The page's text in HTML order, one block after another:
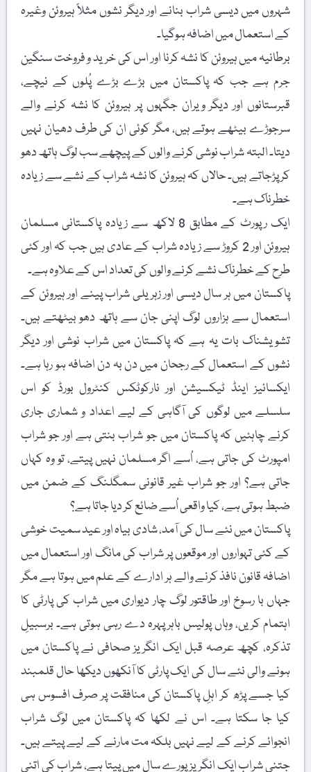
شہروں میں دیسی شراب بنانے اور دیگر نشوں مثلاً ہیروئن وغیرہ
کے استعمال میں اضافہ ہوگیا۔
برطانیہ میں ہیروئن کا نشہ کرنا اور اس کی خرید و فروخت سنگین
جرم ہے جب کہ پاکستان میں بڑے بڑے پُلوں کے نیچے،
قبرستانوں اور دیگر ویران جگہوں پر ہیروئن کا نشہ کرنے والے
سرجوڑے بیٹھے ہوتے ہیں، مگر کوئی ان کی طرف دھیان نہیں
دیتا۔ البتہ شراب نوشی کرنے والوں کے پیچھے سب لوگ ہاتھ دھو
کر پڑجاتے ہیں۔ حالاں کہ ہیروئن کا نشہ شراب کے نشے سے زیادہ
خطرناک ہے۔
ایک رپورٹ کے مطابق 8 لاکھ سے زیادہ پاکستانی مسلمان
ہیروئن اور 2 کروڑ سے زیادہ شراب کے عادی ہیں جب کہ اور کئی
طرح کے خطرناک نشے کرنے والوں کی تعداد اس کے علاوہ ہے۔
پاکستان میں ہر سال دیسی اور زہریلی شراب پینے اور ہیروئن کے
استعمال سے ہزاروں لوگ اپنی جان سے ہاتھ دھو بیٹھتے ہیں۔
تشویشناک بات یہ ہے کہ پاکستان میں شراب نوشی اور دیگر
نشوں کے استعمال کے رجحان میں دن بہ دن اضافہ ہو رہا ہے۔
ایکسائیز اینڈ ٹیکسیشن اور نارکوٹکس کنٹرول بورڈ کو اس
سلسلے میں لوگوں کی آگاہی کے لیے اعداد و شماری جاری
کرنے چاہئیں کہ پاکستان میں جو شراب بنتی ہے اور جو شراب
امپورٹ کی جاتی ہے، اُسے اگر مسلمان نہیں پیتے، تو وہ کہاں
جاتی ہے؟ اور جو شراب غیر قانونی سمگلنگ کے ضمن میں
ضبط ہوتی ہے، کیا واقعی اُسے ضائع کر دیا جاتا ہے؟
پاکستان میں نئے سال کی آمد، شادی بیاہ اور عید سمیت خوشی
کے کئی تہواروں اور موقعوں پر شراب کی مانگ اور استعمال میں
اضافہ قانون نافذ کرنے والے ہر ادارے کے علم میں ہوتا ہے مگر
جہاں با رسوخ اور طاقتور لوگ چار دیواری میں شراب کی پارٹی کا
اہتمام کریں، وہاں پولیس باہر پہرہ دے رہی ہوتی ہے۔ برسبیلِ
تذکرہ، کچھ عرصہ قبل ایک انگریز صحافی نے پاکستان میں
ہونے والی نئے سال کی ایک پارٹی کا آنکھوں دیکھا حال قلمبند
کیا جسے پڑھ کر اہلِ پاکستان کی منافقت پر صرف افسوس ہی
کیا جا سکتا ہے۔ اس نے لکھا کہ پاکستان میں لوگ شراب
انجوائے کرنے کے لیے نہیں بلکہ مت مارنے کے لیے پیتے ہیں۔
جتنی شراب ایک انگریز پورے سال میں پیتا ہے، شراب کی اتنی